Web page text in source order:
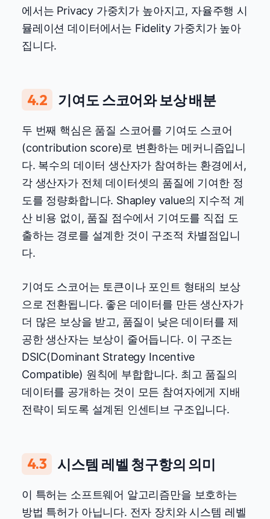
에서는 Privacy 가중치가 높아지고, 자율주행 시
뮬레이션 데이터에서는 Fidelity 가중치가 높아
집니다.
4.2 기여도 스코어와 보상 배분
두 번째 핵심은 품질 스코어를 기여도 스코어
(contribution score)로 변환하는 메커니즘입니
다. 복수의 데이터 생산자가 참여하는 환경에서,
각 생산자가 전체 데이터셋의 품질에 기여한 정
도를 정량화합니다. Shapley value의 지수적 계
산 비용 없이, 품질 점수에서 기여도를 직접 도
출하는 경로를 설계한 것이 구조적 차별점입니
다.
기여도 스코어는 토큰이나 포인트 형태의 보상
으로 전환됩니다. 좋은 데이터를 만든 생산자가
더 많은 보상을 받고, 품질이 낮은 데이터를 제
공한 생산자는 보상이 줄어듭니다. 이 구조는
DSIC(Dominant Strategy Incentive
Compatible) 원칙에 부합합니다. 최고 품질의
데이터를 공개하는 것이 모든 참여자에게 지배
전략이 되도록 설계된 인센티브 구조입니다.
4.3 시스템 레벨 청구항의 의미
이 특허는 소프트웨어 알고리즘만을 보호하는
방법 특허가 아닙니다. 전자 장치와 시스템 레벨